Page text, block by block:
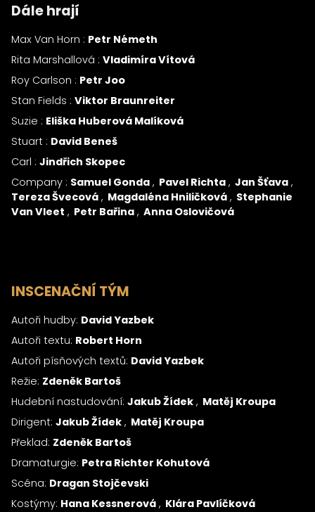
Dále hrají
Max Van Horn : Petr Németh
Rita Marshallová : Vladimíra Vítová
Roy Carlson : Petr Joo
Stan Fields : Viktor Braunreiter
Suzie : Eliška Huberová Malíková
Stuart : David Beneš
Carl : Jindřich Skopec
Company : Samuel Gonda Pavel Richta
Jan Šťava
Tereza Švecová
Magdaléna Hniličková
Stephanie
Van Vleet
Petr Bařina Anna Oslovičová
INSCENAČNÍ TÝM
Autoři hudby: David Yazbek
Autoři textu: Robert Horn
Autoři písňových textů: David Yazbek
Režie: Zdeněk Bartoš
Hudební nastudování: Jakub Žídek
Matěj Kroupa
Dirigent: Jakub Žídek
Matěj Kroupa
Překlad: Zdeněk Bartoš
Dramaturgie: Petra Richter Kohutová
Scéna: Dragan Stojčevski
Kostýmy: Hana Kessnerová
Klára Pavlíčková